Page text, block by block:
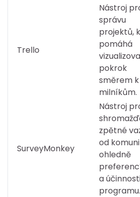
Trello
Nástroj
správu
projektů,
pomáhá
pokrok
směrem k
milníkům.
SurveyMonkey
Nástroj
zpětné
od
ohledně
a
programu.